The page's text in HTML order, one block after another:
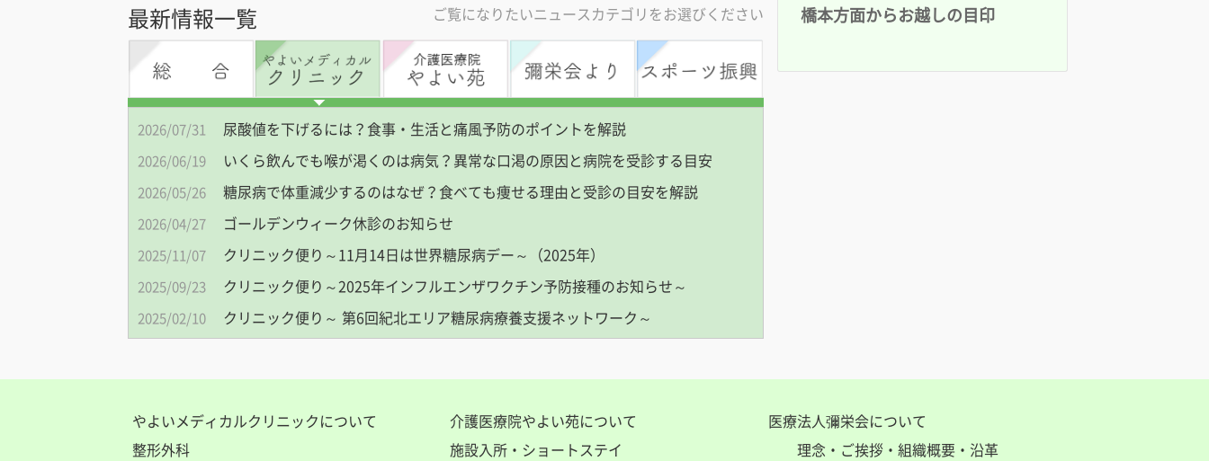
最新情報一覧 ご覧になりたいニュースカテゴリをお選びください 橋本方面からお越しの目印
やよいメディカルクリニックについて
整形外科
介護医療院やよい苑について
施設入所・ショートステイ
医療法人彌栄会について
理念 ・ ご挨拶・ 組織概要・ 沿革